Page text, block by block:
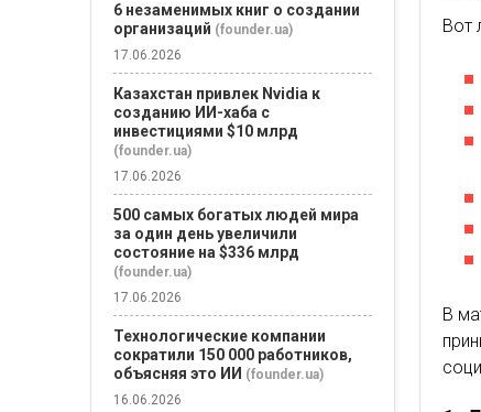
Вот
В
6 незаменимых книг о создании
организаций (founder.ua)
17.06.2026
Казахстан привлек Nvidia к
созданию ИИ-хаба с
инвестициями $10 млрд
(founder.ua)
17.06.2026
500 самых богатых людей мира
за один день увеличили
состояние на $336 млрд
(founder.ua)
17.06.2026
Технологические компании
сократили 150 000 работников,
объясняя это ИИ (founder.ua)
16.06.2026